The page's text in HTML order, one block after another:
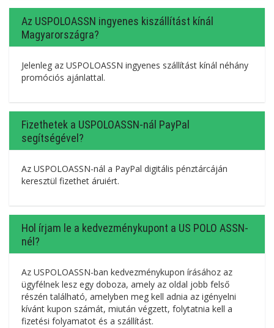
Az USPOLOASSN ingyenes kiszállítást kínál
Magyarországra?
Jelenleg az USPOLOASSN ingyenes szállítást kínál néhány
promóciós ajánlattal.
Fizethetek a USPOLOASSN-nál PayPal
segítségével?
Az USPOLOASSN-nál a PayPal digitális pénztárcáján
keresztül fizethet áruiért.
Hol írjam le a kedvezménykupont a US POLO ASSN-
nél?
Az USPOLOASSN-ban kedvezménykupon írásához az
ügyfélnek lesz egy doboza, amely az oldal jobb felső
részén található, amelyben meg kell adnia az igényelni
kívánt kupon számát, miután végzett, folytatnia kell a
fizetési folyamatot és a szállítást.